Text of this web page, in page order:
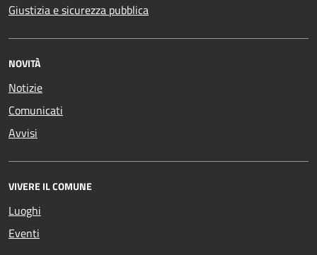
Giustizia e sicurezza pubblica
NOVITÀ
Notizie
Comunicati
Avvisi
VIVERE IL COMUNE
Luoghi
Eventi